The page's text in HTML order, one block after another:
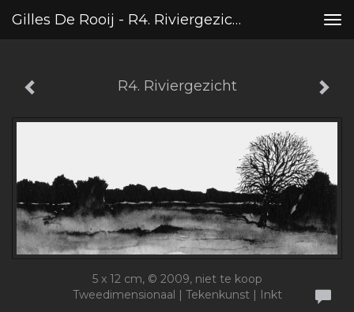
Gilles De Rooij - R4. Riviergezicht
R4. Riviergezicht
5 x 12 cm, © 2009, niet te koop
Tweedimensionaal | Tekenkunst | Inkt